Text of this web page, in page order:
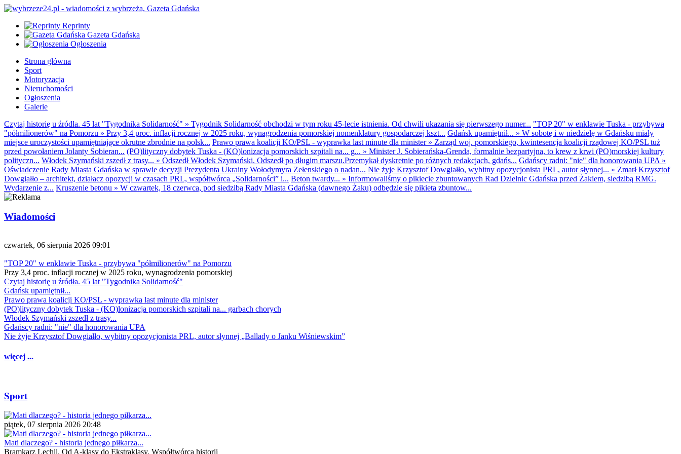
Reprinty
Gazeta Gdańska
Ogłoszenia
Strona główna
Sport
Motoryzacja
Nieruchomości
Ogłoszenia
Galerie
Czytaj historię u źródła. 45 lat "Tygodnika Solidarność" » Tygodnik Solidarność obchodzi w tym roku 45-lecie istnienia. Od chwili ukazania się pierwszego numer... "TOP 20" w enklawie Tuska - przybywa
"półmilionerów" na Pomorzu » Przy 3,4 proc. inflacji rocznej w 2025 roku, wynagrodzenia pomorskiej nomenklatury gospodarczej kszt... Gdańsk upamiętnił... » W sobotę i w niedzielę w Gdańsku miały
miejsce uroczystości upamiętniające okrutne zbrodnie na polsk... Prawo prawa koalicji KO/PSL - wyprawka last minute dla minister» Zarząd woj. pomorskiego, kwintesencja koalicji rządowej KO/PSL tuż
przed powołaniem Jolanty Sobieran... (PO)lityczny dobytek Tuska - (KO)lonizacja pomorskich szpitali na... g... » Minister J. Sobierańska-Grenda, formalnie bezpartyjna, to krew z krwi (PO)morskiej kultury
polityczn... Włodek Szymański zszedł z trasy... » Odszedł Włodek Szymański. Odszedł po długim marszu.Przemykał dyskretnie po różnych redakcjach, gdańs... Gdańscy radni: "nie" dla honorowania UPA »
Oświadczenie Rady Miasta Gdańska w sprawie decyzji Prezydenta Ukrainy Wołodymyra Zełenskiego o nadan... Nie żyje Krzysztof Dowgiałło, wybitny opozycjonista PRL, autor słynnej... » Zmarł Krzysztof
Dowgiałło – architekt, działacz opozycji w czasach PRL, współtwórca „Solidarności” i... Beton twardy... » Informowaliśmy o pikiecie zbuntowanych Rad Dzielnic Gdańska przed Żakiem, siedzibą RMG.
Wydarzenie z... Kruszenie betonu » W czwartek, 18 czerwca, pod siedzibą Rady Miasta Gdańska (dawnego Żaku) odbędzie się pikieta zbuntow...
Wiadomości
czwartek, 06 sierpnia 2026 09:01
"TOP 20" w enklawie Tuska - przybywa "półmilionerów" na Pomorzu
Przy 3,4 proc. inflacji rocznej w 2025 roku, wynagrodzenia pomorskiej
Czytaj historię u źródła. 45 lat "Tygodnika Solidarność"
Gdańsk upamiętnił...
Prawo prawa koalicji KO/PSL - wyprawka last minute dla minister
(PO)lityczny dobytek Tuska - (KO)lonizacja pomorskich szpitali na... garbach chorych
Włodek Szymański zszedł z trasy...
Gdańscy radni: "nie" dla honorowania UPA
Nie żyje Krzysztof Dowgiałło, wybitny opozycjonista PRL, autor słynnej „Ballady o Janku Wiśniewskim”
więcej ...
Sport
piątek, 07 sierpnia 2026 20:48
Mati dlaczego? - historia jednego piłkarza...
Bramkarz Lechii. Od A-klasy do Ekstraklasy. Współtwórca historii